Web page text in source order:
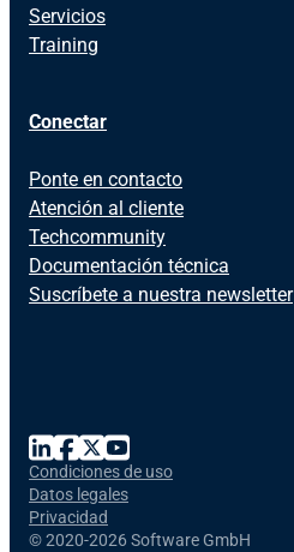
Servicios
Training
Conectar
Ponte en contacto
Atención al cliente
Techcommunity
Documentación técnica
Suscríbete a nuestra newsletter
©2020-2026 Software GmbH
Condiciones de uso
Datos legales
Privacidad